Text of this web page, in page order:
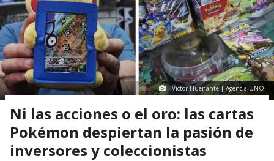
Victor Huenante | Agencia UNO
Ni las acciones o el oro: las cartas
Pokémon despiertan la pasión de
inversores y coleccionistas